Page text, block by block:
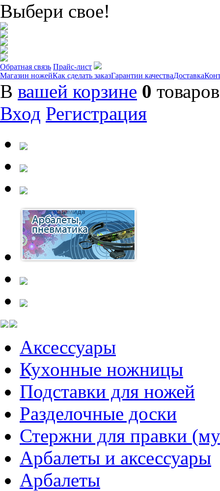
Выбери свое!
Обратная связь Прайс-лист
Магазин ножейКак сделать заказГарантии качестваДоставка
В вашей корзине 0
Вход Регистрация
Аксессуары
Кухонные ножницы
Подставки для ножей
Разделочные доски
Стержни для правки
Арбалеты и аксессуары
Арбалеты